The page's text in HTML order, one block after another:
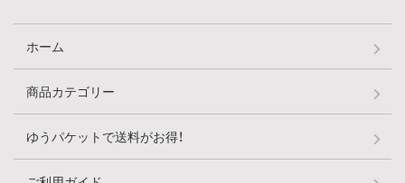
ホーム
商品カテゴリー
ゆうパケットで送料がお得！